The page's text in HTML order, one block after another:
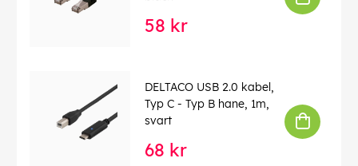
58 kr
DELTACO USB 2.0 kabel,
Typ C - Typ B hane, 1m,
svart
68 kr